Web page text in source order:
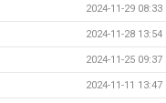
2024-11-29 08:33
2024-11-28 13:54
2024-11-25 09:37
2024-11-11 13:47